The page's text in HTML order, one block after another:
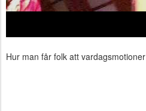
Hur man får folk att vardagsmotioner